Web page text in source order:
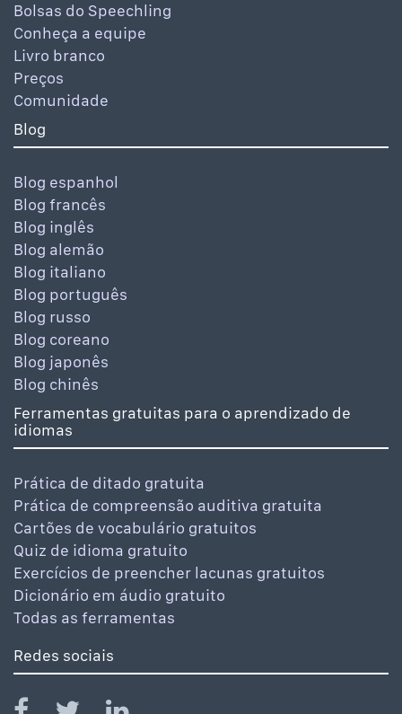
Bolsas do Speechling
Conheça a equipe
Livro branco
Preços
Comunidade
Blog
Blog espanhol
Blog francês
Blog inglês
Blog alemão
Blog italiano
Blog português
Blog russo
Blog coreano
Blog japonês
Blog chinês
Ferramentas gratuitas para o aprendizado de
idiomas
Prática de ditado gratuita
Prática de compreensão auditiva gratuita
Cartões de vocabulário gratuitos
Quiz de idioma gratuito
Exercícios de preencher lacunas gratuitos
Dicionário em áudio gratuito
Todas as ferramentas
Redes sociais